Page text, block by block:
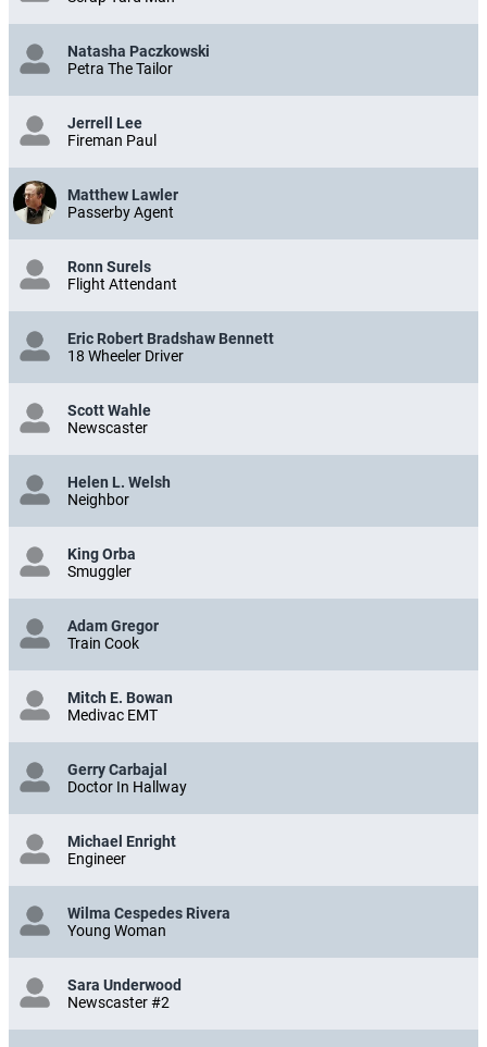
Natasha Paczkowski
Petra The Tailor
Jerrell Lee
Fireman Paul
Matthew Lawler
Passerby Agent
Ronn Surels
Flight Attendant
Eric Robert Bradshaw Bennett
18 Wheeler Driver
Scott Wahle
Newscaster
Helen L. Welsh
Neighbor
King Orba
Smuggler
Adam Gregor
Train Cook
Mitch E. Bowan
Medivac EMT
Gerry Carbajal
Doctor In Hallway
Michael Enright
Engineer
Wilma Cespedes Rivera
Young Woman
Sara Underwood
Newscaster #2